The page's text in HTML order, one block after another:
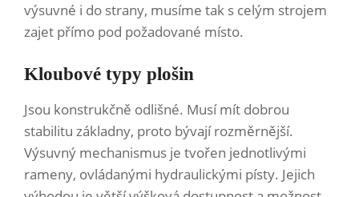
výsuvné i do strany, musíme tak s celým strojem
zajet přímo pod požadované místo.
Kloubové typy plošin
Jsou konstrukčně odlišné. Musí mít dobrou
stabilitu základny, proto bývají rozměrnější.
Výsuvný mechanismus je tvořen jednotlivými
rameny, ovládanými hydraulickými písty. Jejich